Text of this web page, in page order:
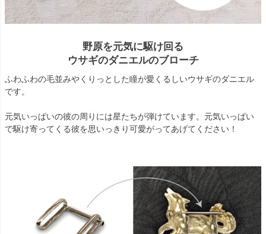
野原を元気に駆け回る
ウサギのダニエルのブローチ
ふわふわの毛並みやくりっとした瞳が愛くるしいウサギのダニエル
です。
元気いっぱいの彼の周りには星たちが弾けています。元気いっぱい
で駆け寄ってくる彼を思いっきり可愛がってあげてください！